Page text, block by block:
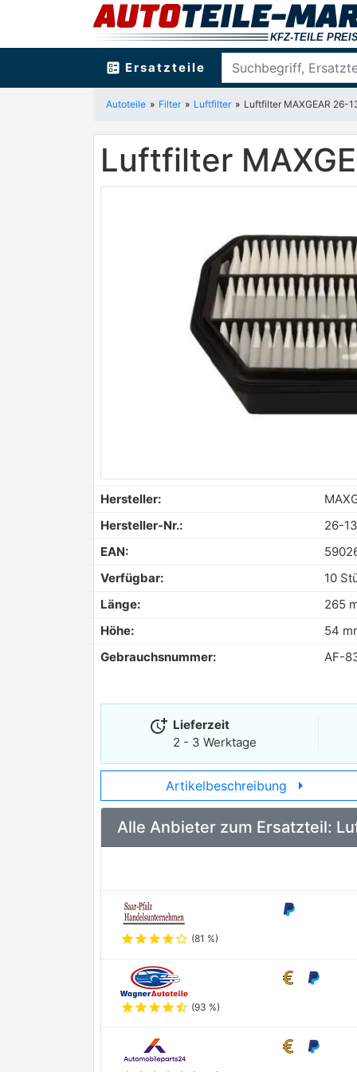
ballot Ersatzteile
Autoteile Filter Luftfilter Luftfilter MAXGEAR 26-
Luftfilter
Hersteller:
Hersteller-Nr.:
26-
EAN:
Verfügbar:
10
Länge:
265
Höhe:
54
Gebrauchsnummer:
AF-
more_time Lieferzeit
2 - 3 Werktage
Artikelbeschreibung arrow_right
Alle Anbieter zum Ersatzteil:
starstarstarstarstar_outline (81 %)
starstarstarstarstar_half (93 %)